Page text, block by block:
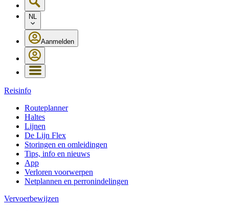
NL
Aanmelden
Reisinfo
Routeplanner
Haltes
Lijnen
De Lijn Flex
Storingen en omleidingen
Tips, info en nieuws
App
Verloren voorwerpen
Netplannen en perronindelingen
Vervoerbewijzen